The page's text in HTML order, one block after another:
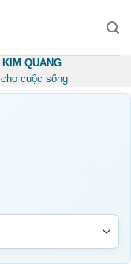
QUANG
cuộc sống